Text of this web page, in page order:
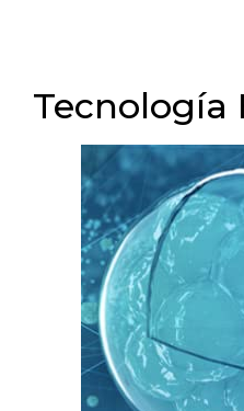
Tecnología